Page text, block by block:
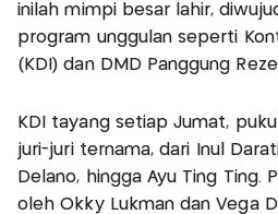
inilah mimpi besar lahir,
program unggulan seperti
(KDI) dan DMD Panggung
KDI tayang setiap Jumat,
juri-juri ternama, dari Inul
Delano, hingga Ayu Ting Ting.
oleh Okky Lukman dan Vega